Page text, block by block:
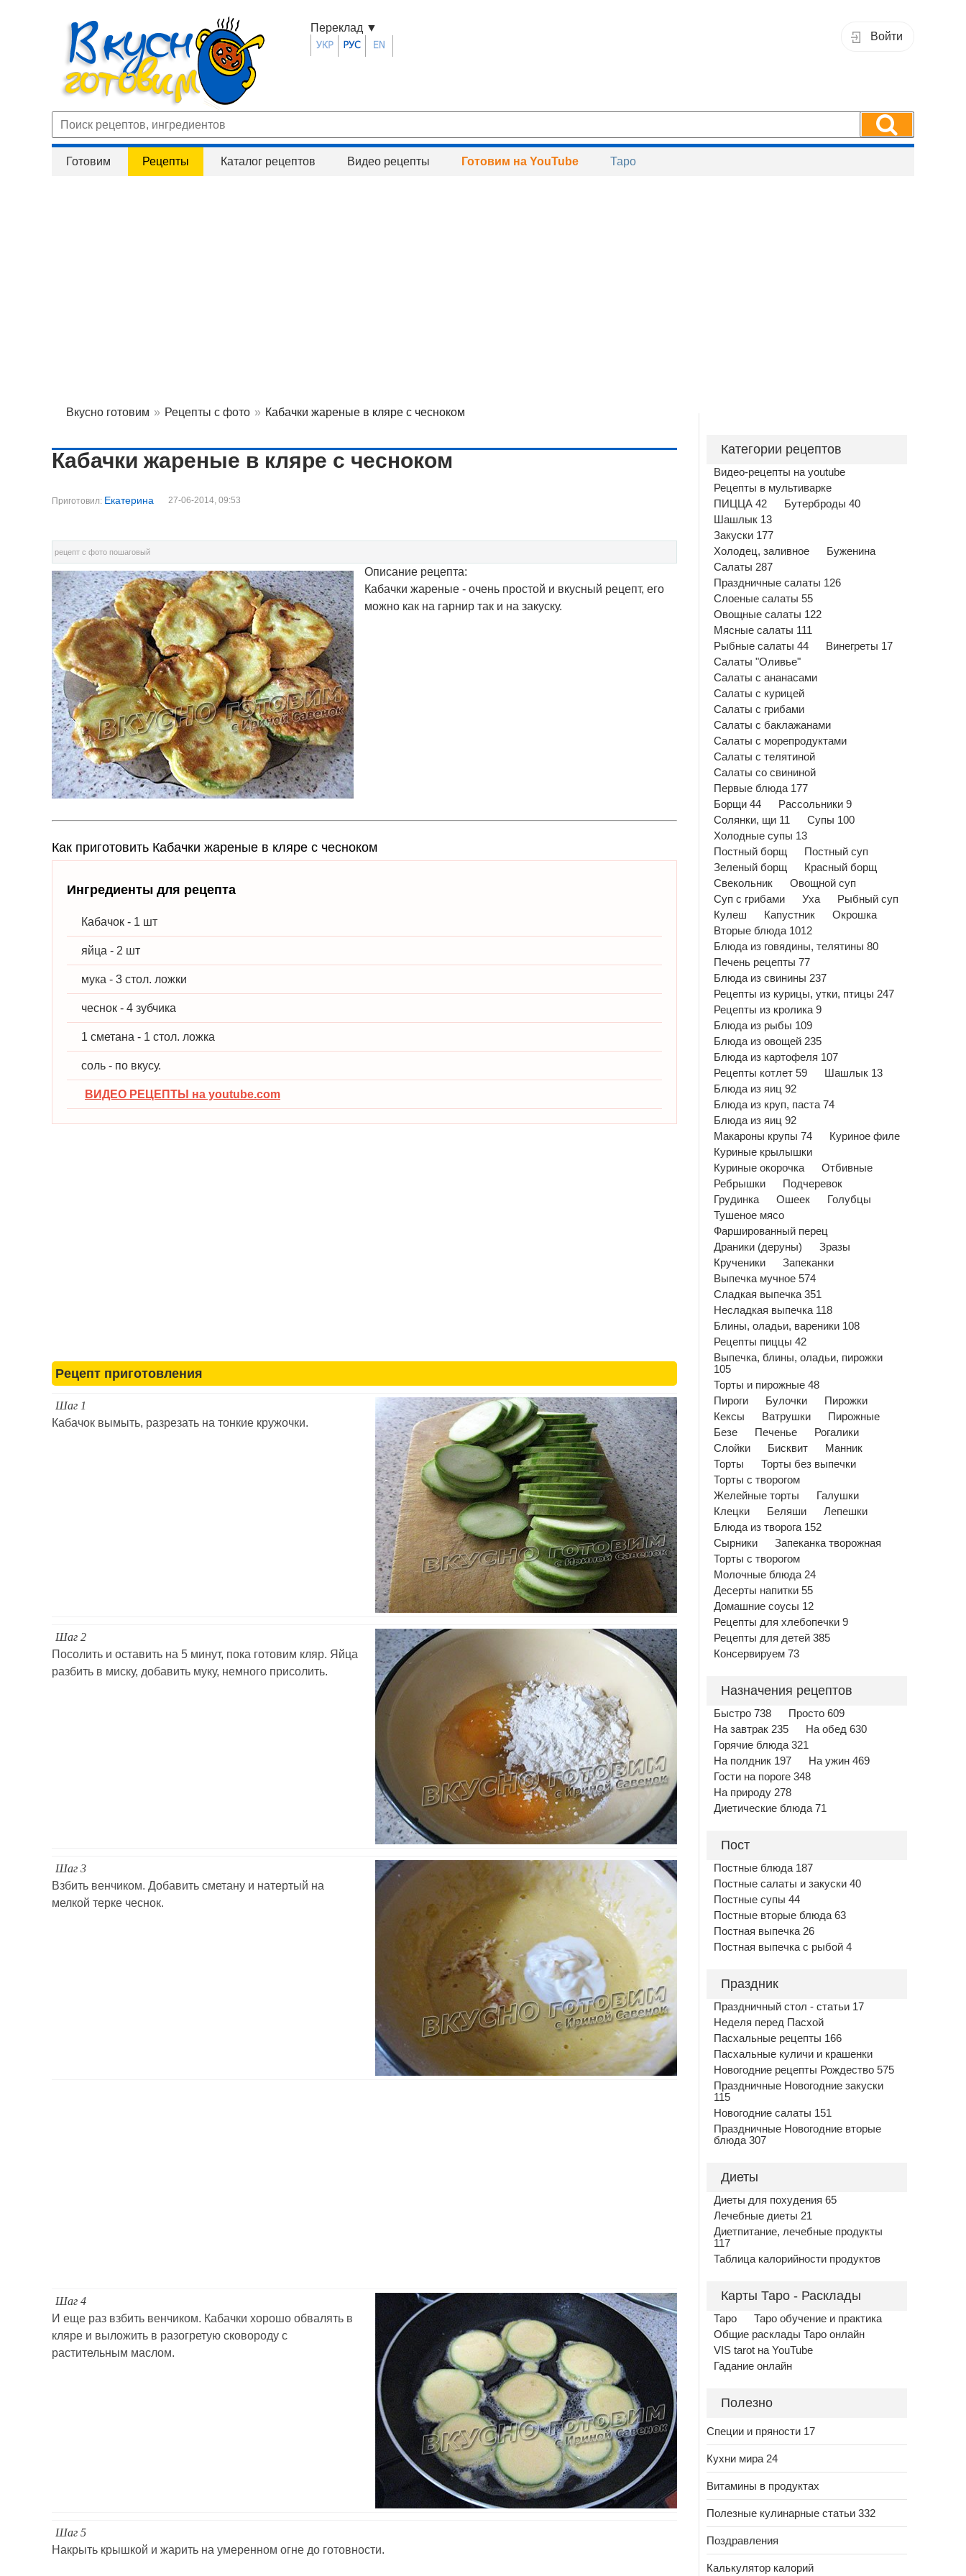
Войти
Переклад ▼
Готовим Рецепты Каталог рецептов Видео рецепты Готовим на YouTube Таро
Вкусно готовим » Рецепты с фото » Кабачки жареные в кляре с чесноком
Кабачки жареные в кляре с чесноком
Приготовил: Екатерина 27-06-2014, 09:53
рецепт с фото пошаговый
Описание рецепта:
Кабачки жареные - очень простой и вкусный рецепт, его
можно как на гарнир так и на закуску.
Как приготовить Кабачки жареные в кляре с чесноком
Ингредиенты для рецепта
Кабачок - 1 шт
яйца - 2 шт
мука - 3 стол. ложки
чеснок - 4 зубчика
1 сметана - 1 стол. ложка
соль - по вкусу.
ВИДЕО РЕЦЕПТЫ на youtube.com
Рецепт приготовления
Шаг 1
Кабачок вымыть, разрезать на тонкие кружочки.
Шаг 2
Посолить и оставить на 5 минут, пока готовим кляр. Яйца
разбить в миску, добавить муку, немного присолить.
Шаг 3
Взбить венчиком. Добавить сметану и натертый на
мелкой терке чеснок.
Шаг 4
И еще раз взбить венчиком. Кабачки хорошо обвалять в
кляре и выложить в разогретую сковороду с
растительным маслом.
Шаг 5
Накрыть крышкой и жарить на умеренном огне до готовности.
Категории рецептов
Видео-рецепты на youtube
Рецепты в мультиварке
ПИЦЦА 42
Бутерброды 40
Шашлык 13
Закуски 177
Холодец, заливное
Буженина
Салаты 287
Праздничные салаты 126
Слоеные салаты 55
Овощные салаты 122
Мясные салаты 111
Рыбные салаты 44
Винегреты 17
Салаты "Оливье"
Салаты с ананасами
Салаты с курицей
Салаты с грибами
Салаты с баклажанами
Салаты с морепродуктами
Салаты с телятиной
Салаты со свининой
Первые блюда 177
Борщи 44
Рассольники 9
Солянки, щи 11
Супы 100
Холодные супы 13
Постный борщ
Постный суп
Зеленый борщ
Красный борщ
Свекольник
Овощной суп
Суп с грибами
Уха
Рыбный суп
Кулеш
Капустник
Окрошка
Вторые блюда 1012
Блюда из говядины, телятины 80
Печень рецепты 77
Блюда из свинины 237
Рецепты из курицы, утки, птицы 247
Рецепты из кролика 9
Блюда из рыбы 109
Блюда из овощей 235
Блюда из картофеля 107
Рецепты котлет 59
Шашлык 13
Блюда из яиц 92
Блюда из круп, паста 74
Блюда из яиц 92
Макароны крупы 74
Куриное филе
Куриные крылышки
Куриные окорочка
Отбивные
Ребрышки
Подчеревок
Грудинка
Ошеек
Голубцы
Тушеное мясо
Фаршированный перец
Драники (деруны)
Зразы
Крученики
Запеканки
Выпечка мучное 574
Сладкая выпечка 351
Несладкая выпечка 118
Блины, оладьи, вареники 108
Рецепты пиццы 42
Выпечка, блины, оладьи, пирожки
105
Торты и пирожные 48
Пироги
Булочки
Пирожки
Кексы
Ватрушки
Пирожные
Безе
Печенье
Рогалики
Слойки
Бисквит
Манник
Торты
Торты без выпечки
Торты с творогом
Желейные торты
Галушки
Клецки
Беляши
Лепешки
Блюда из творога 152
Сырники
Запеканка творожная
Торты с творогом
Молочные блюда 24
Десерты напитки 55
Домашние соусы 12
Рецепты для хлебопечки 9
Рецепты для детей 385
Консервируем 73
Назначения рецептов
Быстро 738
Просто 609
На завтрак 235
На обед 630
Горячие блюда 321
На полдник 197
На ужин 469
Гости на пороге 348
На природу 278
Диетические блюда 71
Пост
Постные блюда 187
Постные салаты и закуски 40
Постные супы 44
Постные вторые блюда 63
Постная выпечка 26
Постная выпечка с рыбой 4
Праздник
Праздничный стол - статьи 17
Неделя перед Пасхой
Пасхальные рецепты 166
Пасхальные куличи и крашенки
Новогодние рецепты Рождество 575
Праздничные Новогодние закуски
115
Новогодние салаты 151
Праздничные Новогодние вторые
блюда 307
Диеты
Диеты для похудения 65
Лечебные диеты 21
Диетпитание, лечебные продукты
117
Таблица калорийности продуктов
Карты Таро - Расклады
Таро
Таро обучение и практика
Общие расклады Таро онлайн
VIS tarot на YouTube
Гадание онлайн
Полезно
Специи и пряности 17
Кухни мира 24
Витамины в продуктах
Полезные кулинарные статьи 332
Поздравления
Калькулятор калорий